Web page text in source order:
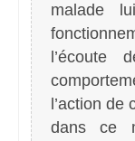
malade
l’écoute
l’action
dans ce